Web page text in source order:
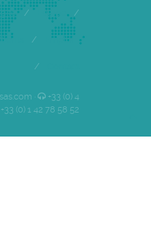
/ Equipe /
/ Emploi
/
·
+33 (0) 4
(0) 1 42 78 58 52